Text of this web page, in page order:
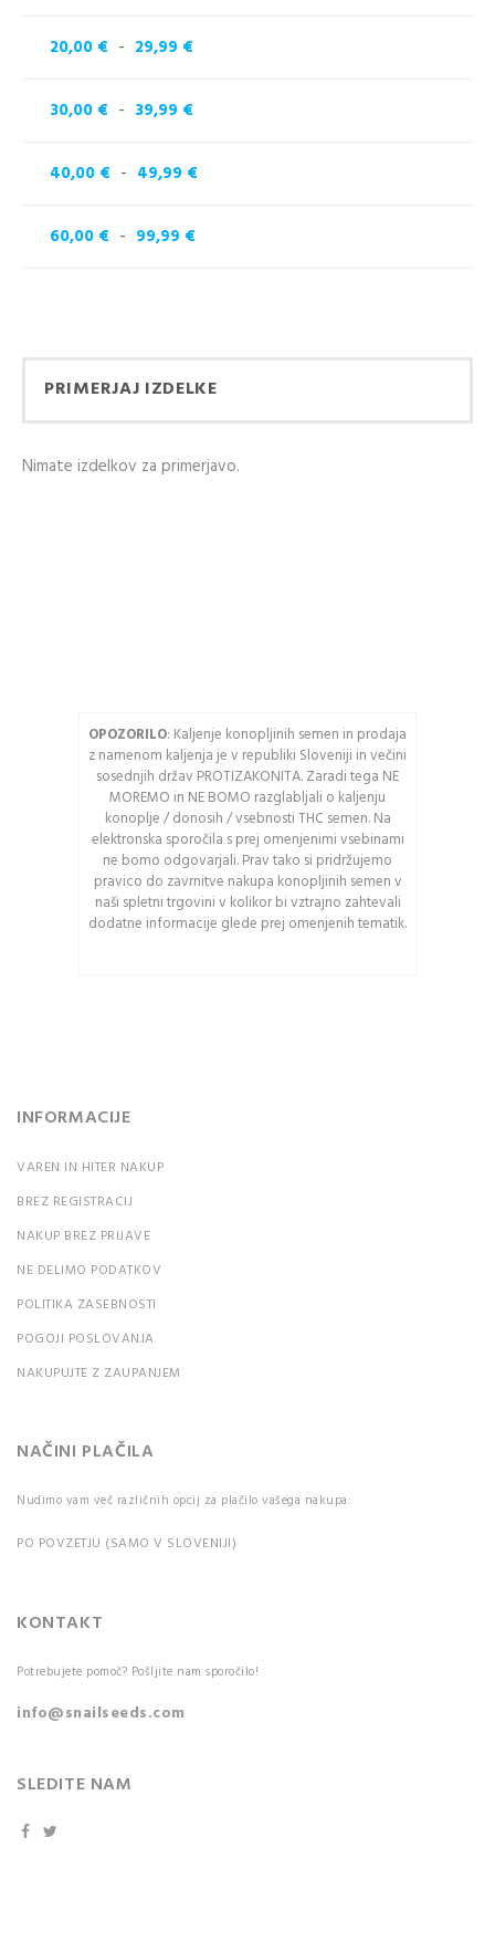
20,00 € - 29,99 €
30,00 € - 39,99 €
40,00 € - 49,99 €
60,00 € - 99,99 €
PRIMERJAJ IZDELKE
Nimate izdelkov za primerjavo.
OPOZORILO: Kaljenje konopljinih semen in prodaja
z namenom kaljenja je v republiki Sloveniji in večini
sosednjih držav PROTIZAKONITA. Zaradi tega NE
MOREMO in NE BOMO razglabljali o kaljenju
konoplje / donosih / vsebnosti THC semen. Na
elektronska sporočila s prej omenjenimi vsebinami
ne bomo odgovarjali. Prav tako si pridržujemo
pravico do zavrnitve nakupa konopljinih semen v
naši spletni trgovini v kolikor bi vztrajno zahtevali
dodatne informacije glede prej omenjenih tematik.
INFORMACIJE
VAREN IN HITER NAKUP
BREZ REGISTRACIJ
NAKUP BREZ PRIJAVE
NE DELIMO PODATKOV
POLITIKA ZASEBNOSTI
POGOJI POSLOVANJA
NAKUPUJTE Z ZAUPANJEM
NAČINI PLAČILA
Nudimo vam več različnih opcij za plačilo vašega nakupa:
PO POVZETJU (SAMO V SLOVENIJI)
KONTAKT
Potrebujete pomoč? Pošljite nam sporočilo!
info@snailseeds.com
SLEDITE NAM
KUPITE KOT NOV
veliko prednosti:
Ogled stanja
Zgodovina slednja
RAČUNA
Osveži varnostno
kodo
Pozor: Captcha razlikuje
med velikimi in malimi
črkami.
PRIJAVA